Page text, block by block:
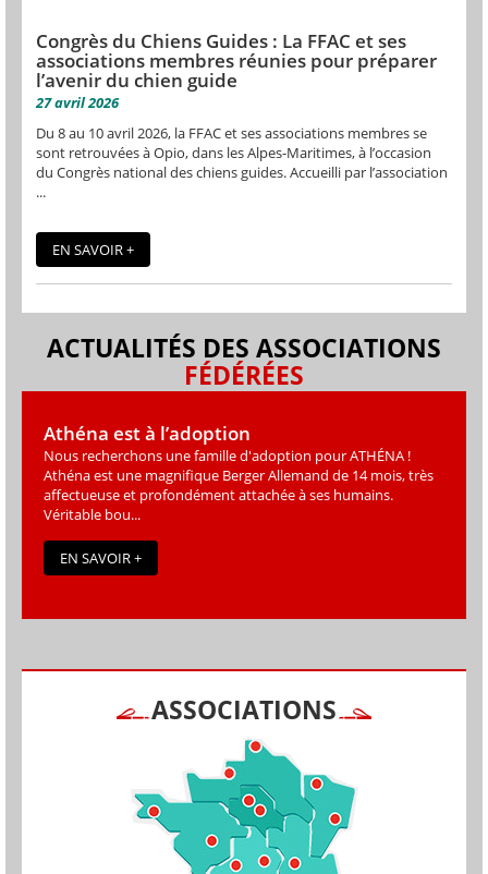
Congrès du Chiens Guides : La FFAC et ses
associations membres réunies pour préparer
l’avenir du chien guide
27 avril 2026
Du 8 au 10 avril 2026, la FFAC et ses associations membres se
sont retrouvées à Opio, dans les Alpes-Maritimes, à l’occasion
du Congrès national des chiens guides. Accueilli par l’association
...
EN SAVOIR +
ACTUALITÉS DES ASSOCIATIONS
FÉDÉRÉES
Athéna est à l’adoption
Nous recherchons une famille d'adoption pour ATHÉNA !
Athéna est une magniﬁque Berger Allemand de 14 mois, très
affectueuse et profondément attachée à ses humains.
Véritable bou...
EN SAVOIR +
ASSOCIATIONS